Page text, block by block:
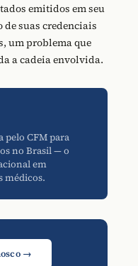
emitidos em seu
suas credenciais
um problema que
a cadeia envolvida.
CFM para
no Brasil — o
em
médicos.
→